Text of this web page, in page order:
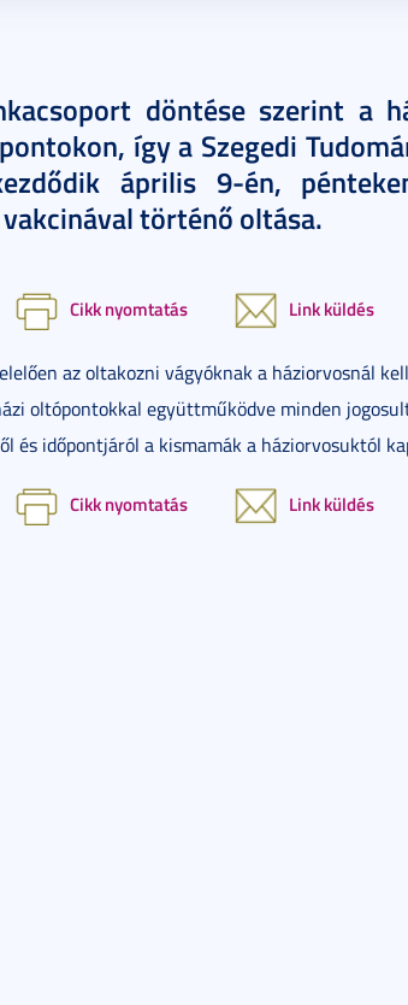
döntése szerint a
így a Szegedi
április 9-én,
történő oltása.
Cikk nyomtatás Link küldés
az oltakozni vágyóknak a háziorvosnál
oltópontokkal együttműködve minden
és időpontjáról a kismamák a háziorvosuktól
Cikk nyomtatás Link küldés